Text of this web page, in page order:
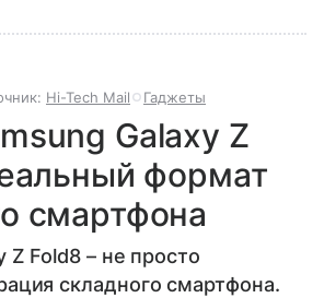
Hi-Tech Mail Гаджеты
Galaxy Z
формат
смартфона
Z Fold8 – не просто
складного смартфона.